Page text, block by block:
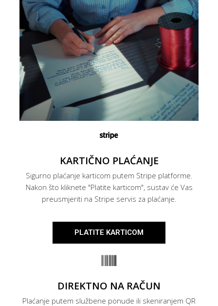
KARTIČNO PLAĆANJE
Sigurno plaćanje karticom putem Stripe platforme.
Nakon što kliknete "Platite karticom", sustav će Vas
preusmjeriti na Stripe servis za plaćanje.
PLATITE KARTICOM
DIREKTNO NA RAČUN
Plaćanje putem službene ponude ili skeniranjem QR